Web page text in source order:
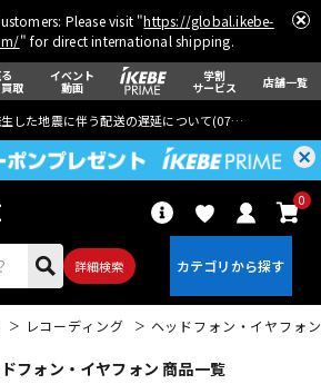
Please visit "https://global.ikebe-
" for direct international shipping.
取
イベント
動画
学割
サービス 店舗一覧
生した地震に伴う配送の遅延について(07月29日
詳細検索
0
レコーディング ヘッドフォン・イヤフォン
フォン・イヤフォン 商品一覧